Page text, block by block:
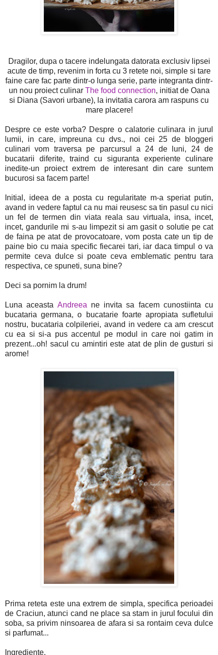
Dragilor, dupa o tacere indelungata datorata exclusiv lipsei
acute de timp, revenim in forta cu 3 retete noi, simple si tare
faine care fac parte dintr-o lunga serie, parte integranta dintr-
un nou proiect culinar The food connection, initiat de Oana
si Diana (Savori urbane), la invitatia carora am raspuns cu
mare placere!
Despre ce este vorba? Despre o calatorie culinara in jurul
lumii, in care, impreuna cu dvs., noi cei 25 de bloggeri
culinari vom traversa pe parcursul a 24 de luni, 24 de
bucatarii diferite, traind cu siguranta experiente culinare
inedite-un proiect extrem de interesant din care suntem
bucurosi sa facem parte!
Initial, ideea de a posta cu regularitate m-a speriat putin,
avand in vedere faptul ca nu mai reusesc sa tin pasul cu nici
un fel de termen din viata reala sau virtuala, insa, incet,
incet, gandurile mi s-au limpezit si am gasit o solutie pe cat
de faina pe atat de provocatoare, vom posta cate un tip de
paine bio cu maia specific fiecarei tari, iar daca timpul o va
permite ceva dulce si poate ceva emblematic pentru tara
respectiva, ce spuneti, suna bine?
Deci sa pornim la drum!
Luna aceasta Andreea ne invita sa facem cunostiinta cu
bucataria germana, o bucatarie foarte apropiata sufletului
nostru, bucataria colpileriei, avand in vedere ca am crescut
cu ea si si-a pus accentul pe modul in care noi gatim in
prezent...oh! sacul cu amintiri este atat de plin de gusturi si
arome!
Prima reteta este una extrem de simpla, specifica perioadei
de Craciun, atunci cand ne place sa stam in jurul focului din
soba, sa privim ninsoarea de afara si sa rontaim ceva dulce
si parfumat...
Ingrediente.